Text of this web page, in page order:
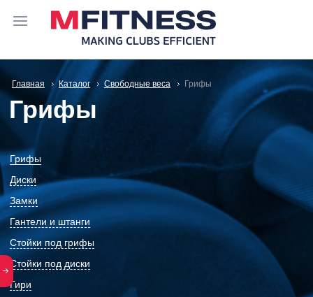
Главная Каталог Свободные веса Грифы
Грифы
Грифы
Диски
Замки
Гантели и штанги
Стойки под грифы
Стойки под диски
Гири